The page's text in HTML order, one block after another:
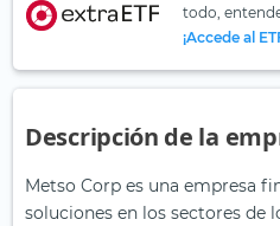
todo,
¡Accede al
Descripción de la
Metso Corp es una empresa
soluciones en los sectores de